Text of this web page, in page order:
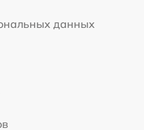
данных